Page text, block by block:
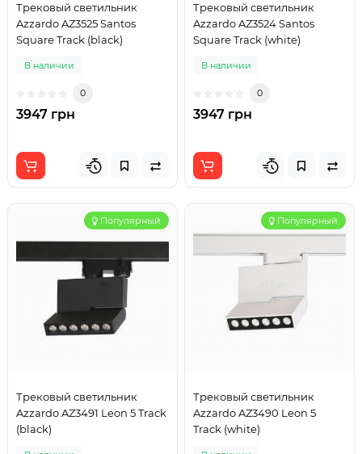
Трековый светильник
Azzardo AZ3525 Santos
Square Track (black)
В наличии
0
3947 грн
Трековый светильник
Azzardo AZ3524 Santos
Square Track (white)
В наличии
0
3947 грн
Популярный
Трековый светильник
Azzardo AZ3491 Leon 5 Track
(black)
Популярный
Трековый светильник
Azzardo AZ3490 Leon 5
Track (white)